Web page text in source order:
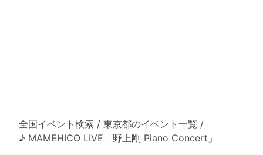
全国イベント検索 / 東京都のイベント一覧 /
♪ MAMEHICO LIVE「野上剛 Piano Concert」